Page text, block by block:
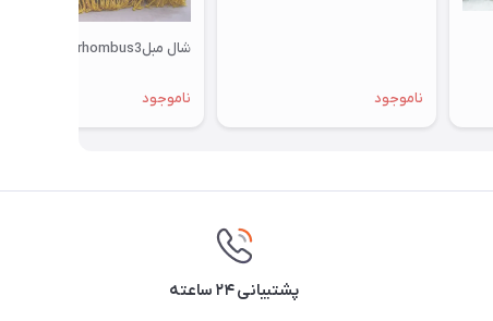
ناموجود
شال مبلrhombus3
ناموجود
پشتیبانی ۲۴ ساعته